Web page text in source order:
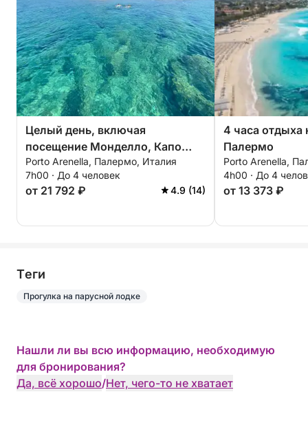
Целый день, включая
посещение Монделло, Капо
Галло и Нефтяной пещеры.
Porto Arenella, Палермо, Италия
7h00 · До 4 человек
от 21 792 ₽ 4.9 (14)
4 часа отдыха
Палермо
Porto Arenella,
4h00 · До 4
от 13 373 ₽
Tеги
Прогулка на парусной лодке
Нашли ли вы всю информацию, необходимую
для бронирования?
Да, всё хорошо/Нет, чего-то не хватает